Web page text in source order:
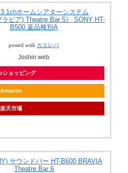
ホームシアターシステム
ラビア) Theatre Bar 5》 SONY HT-
B500 返品種別A
posted with カエレバ
Joshin web
ショッピング
Amazon
楽天市場
サウンドバー HT-B600 BRAVIA
Theatre Bar 6